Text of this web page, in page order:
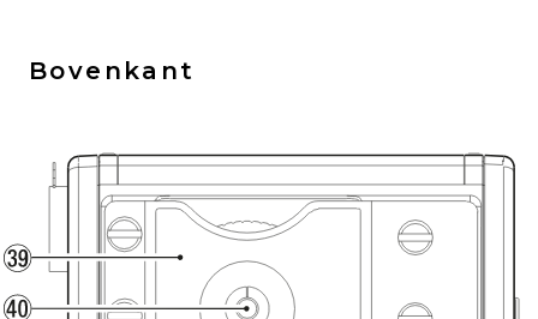
Bovenkant